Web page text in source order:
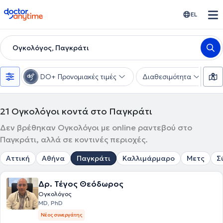
doctoranytime EL
Ογκολόγος, Παγκράτι
DO+ Προνομιακές τιμές Διαθεσιμότητα
21 Ογκολόγοι κοντά στο Παγκράτι
Δεν βρέθηκαν Ογκολόγοι με online ραντεβού στο
Παγκράτι, αλλά σε κοντινές περιοχές.
Αττική Αθήνα Παγκράτι Καλλιμάρμαρο Μετς
Δρ. Τέγος Θεόδωρος
Ογκολόγος
MD, PhD
Νέος συνεργάτης